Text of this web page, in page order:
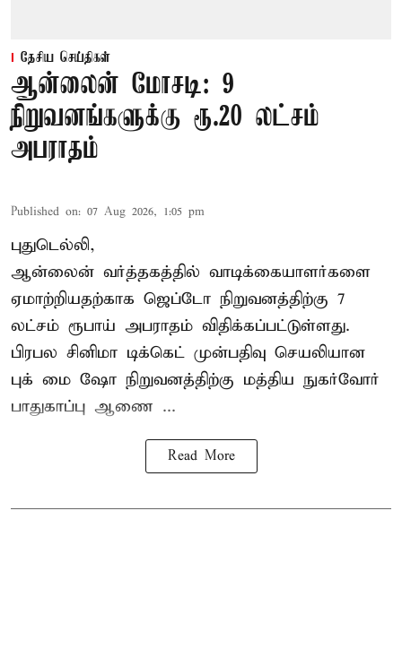
தேசிய செய்திகள்
ஆன்லைன் மோசடி: 9
நிறுவனங்களுக்கு ரூ.20 லட்சம்
அபராதம்
Published on: 07 Aug 2026, 1:05 pm
புதுடெல்லி,
ஆன்லைன் வர்த்தகத்தில் வாடிக்கையாளர்களை
ஏமாற்றியதற்காக ஜெப்டோ நிறுவனத்திற்கு 7
லட்சம் ரூபாய் அபராதம் விதிக்கப்பட்டுள்ளது.
பிரபல சினிமா டிக்கெட் முன்பதிவு செயலியான
புக் மை ஷோ நிறுவனத்திற்கு மத்திய நுகர்வோர்
பாதுகாப்பு ஆணை ...
Read More